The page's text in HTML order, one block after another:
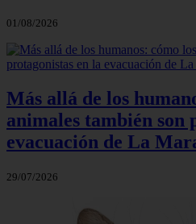
01/08/2026
Más allá de los
animales también son
evacuación de La
29/07/2026